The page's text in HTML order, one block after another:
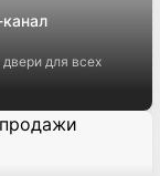
для всех